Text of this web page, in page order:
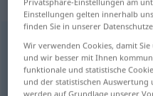
astilla [asˈtiʎa] f
Übersicht aller
(Für mehr Details die
Einstellungen gelten innerhalb
finden Sie in unserer
Wir verwenden Cookies, damit
und wir besser mit Ihnen
funktionale und statistische
und der statistischen
werden auf Grundlage unserer